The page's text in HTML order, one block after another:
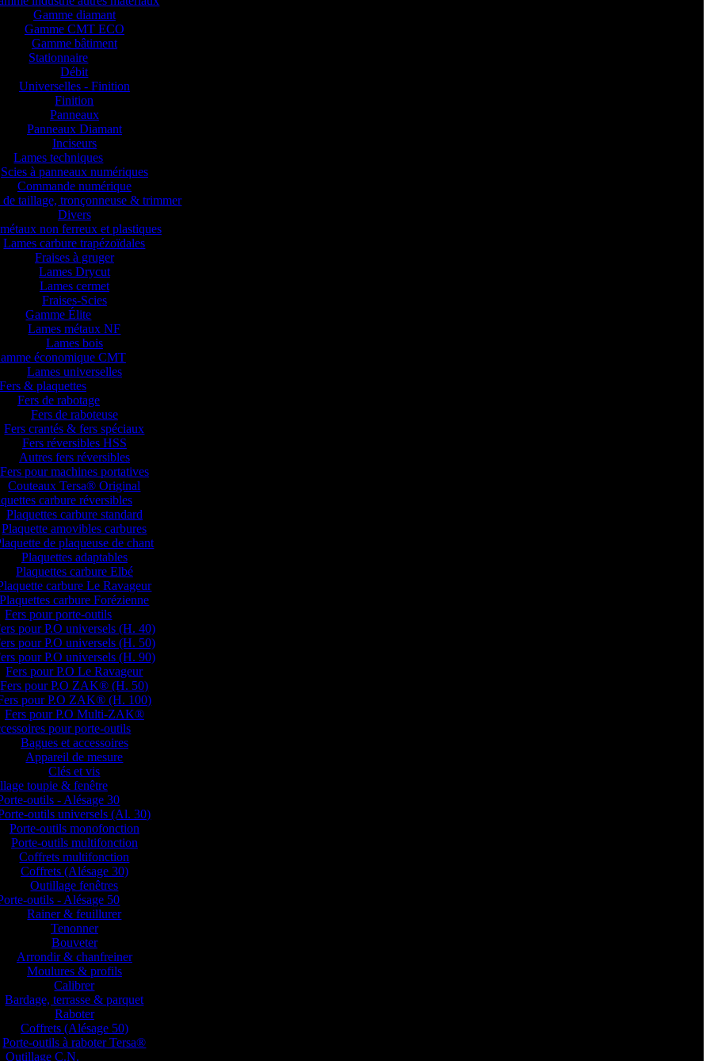
Gamme diamant
Gamme CMT ECO
Gamme bâtiment
Stationnaire
Débit
Universelles - Finition
Finition
Panneaux
Panneaux Diamant
Inciseurs
Lames techniques
Scies à panneaux numériques
Commande numérique
de taillage, tronçonneuse & trimmer
Divers
non ferreux et plastiques
Lames carbure trapézoïdales
Fraises à gruger
Lames Drycut
Lames cermet
Fraises-Scies
Gamme Élite
Lames métaux NF
Lames bois
économique CMT
Lames universelles
Fers & plaquettes
Fers de rabotage
Fers de raboteuse
Fers crantés & fers spéciaux
Fers réversibles HSS
Autres fers réversibles
Fers pour machines portatives
Couteaux Tersa® Original
carbure réversibles
Plaquettes carbure standard
Plaquette amovibles carbures
de plaqueuse de chant
Plaquettes adaptables
Plaquettes carbure Elbé
carbure Le Ravageur
Plaquettes carbure Forézienne
Fers pour porte-outils
pour P.O universels (H. 40)
pour P.O universels (H. 50)
pour P.O universels (H. 90)
Fers pour P.O Le Ravageur
Fers pour P.O ZAK® (H. 50)
pour P.O ZAK® (H. 100)
Fers pour P.O Multi-ZAK®
pour porte-outils
Bagues et accessoires
Appareil de mesure
Clés et vis
toupie & fenêtre
outils - Alésage 30
outils universels (Al. 30)
Porte-outils monofonction
Porte-outils multifonction
Coffrets multifonction
Coffrets (Alésage 30)
Outillage fenêtres
outils - Alésage 50
Rainer & feuillurer
Tenonner
Bouveter
Arrondir & chanfreiner
Moulures & profils
Calibrer
Bardage, terrasse & parquet
Raboter
Coffrets (Alésage 50)
Porte-outils à raboter Tersa®
Outillage C.N.